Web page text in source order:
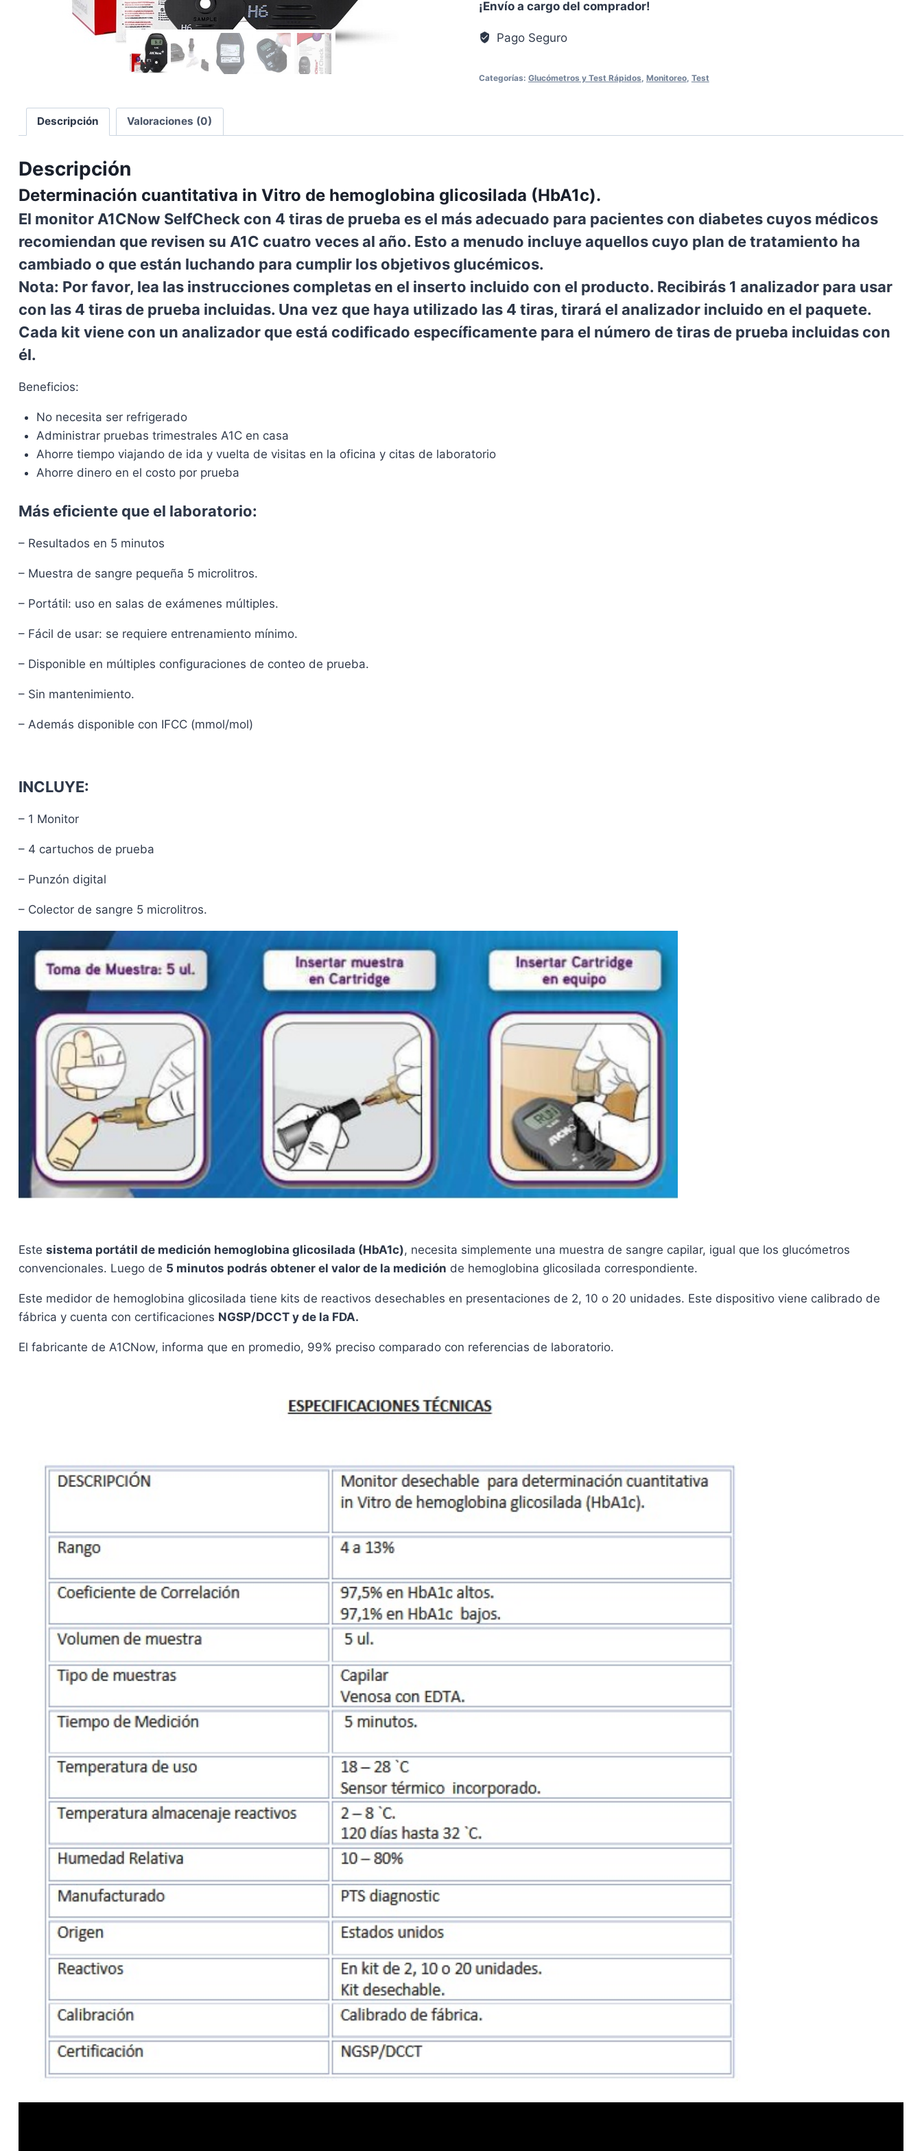
¡Envío a cargo del comprador!
Pago Seguro
Categorías: Glucómetros y Test Rápidos Monitoreo, Test
Descripción Valoraciones (0)
Descripción
Determinación cuantitativa in Vitro de hemoglobina glicosilada (HbA1c).
El monitor A1CNow SelfCheck con 4 tiras de prueba es el más adecuado para pacientes con diabetes cuyos médicos
recomiendan que revisen su A1C cuatro veces al año. Esto a menudo incluye aquellos cuyo plan de tratamiento ha
cambiado o que están luchando para cumplir los objetivos glucémicos.
Nota: Por favor, lea las instrucciones completas en el inserto incluido con el producto. Recibirás 1 analizador para usar
con las 4 tiras de prueba incluidas. Una vez que haya utilizado las 4 tiras, tirará el analizador incluido en el paquete.
Cada kit viene con un analizador que está codificado específicamente para el número de tiras de prueba incluidas con
él.
Beneficios:
No necesita ser refrigerado
Administrar pruebas trimestrales A1C en casa
Ahorre tiempo viajando de ida y vuelta de visitas en la oficina y citas de laboratorio
Ahorre dinero en el costo por prueba
Más eficiente que el laboratorio:
– Resultados en 5 minutos
– Muestra de sangre pequeña 5 microlitros.
– Portátil: uso en salas de exámenes múltiples.
– Fácil de usar: se requiere entrenamiento mínimo.
– Disponible en múltiples configuraciones de conteo de prueba.
– Sin mantenimiento.
– Además disponible con IFCC (mmol/mol)
INCLUYE:
– 1 Monitor
– 4 cartuchos de prueba
– Punzón digital
– Colector de sangre 5 microlitros.
Este sistema portátil de medición hemoglobina glicosilada (HbA1c), necesita simplemente una muestra de sangre capilar, igual que los glucómetros
convencionales. Luego de 5 minutos podrás obtener el valor de la medición de hemoglobina glicosilada correspondiente.
Este medidor de hemoglobina glicosilada tiene kits de reactivos desechables en presentaciones de 2, 10 o 20 unidades. Este dispositivo viene calibrado de
fábrica y cuenta con certificaciones NGSP/DCCT y de la FDA.
El fabricante de A1CNow, informa que en promedio, 99% preciso comparado con referencias de laboratorio.